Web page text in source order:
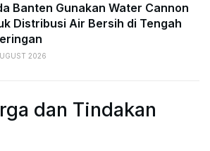
Banten Gunakan Water Cannon
Distribusi Air Bersih di Tengah
2026
dan Tindakan